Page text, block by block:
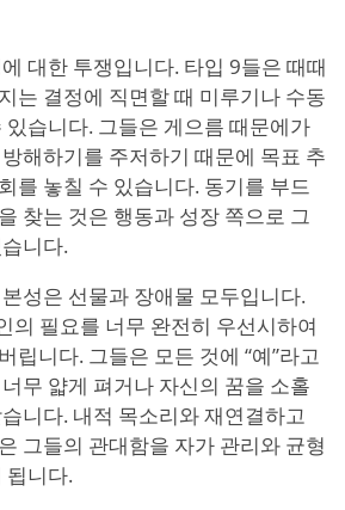
대한 투쟁입니다. 타입 9들은 때때
는 결정에 직면할 때 미루기나 수동
습니다. 그들은 게으름 때문에가
해하기를 주저하기 때문에 목표 추
를 놓칠 수 있습니다. 동기를 부드
찾는 것은 행동과 성장 쪽으로 그
니다.
성은 선물과 장애물 모두입니다.
의 필요를 너무 완전히 우선시하여
립니다. 그들은 모든 것에 “예”라고
무 얇게 펴거나 자신의 꿈을 소홀
니다. 내적 목소리와 재연결하고
그들의 관대함을 자가 관리와 균형
됩니다.